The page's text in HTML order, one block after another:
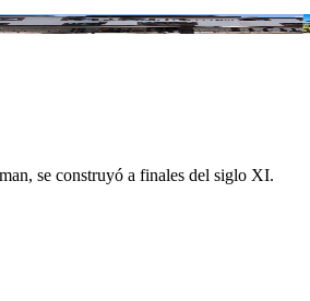
Konağı
se construyó a finales del siglo XI.